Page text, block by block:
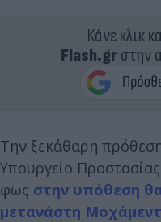
Κάνε κλικ
Flash.grστην
Την ξεκάθαρη
Υπουργείο
φως στην υπόθεση
μετανάστη